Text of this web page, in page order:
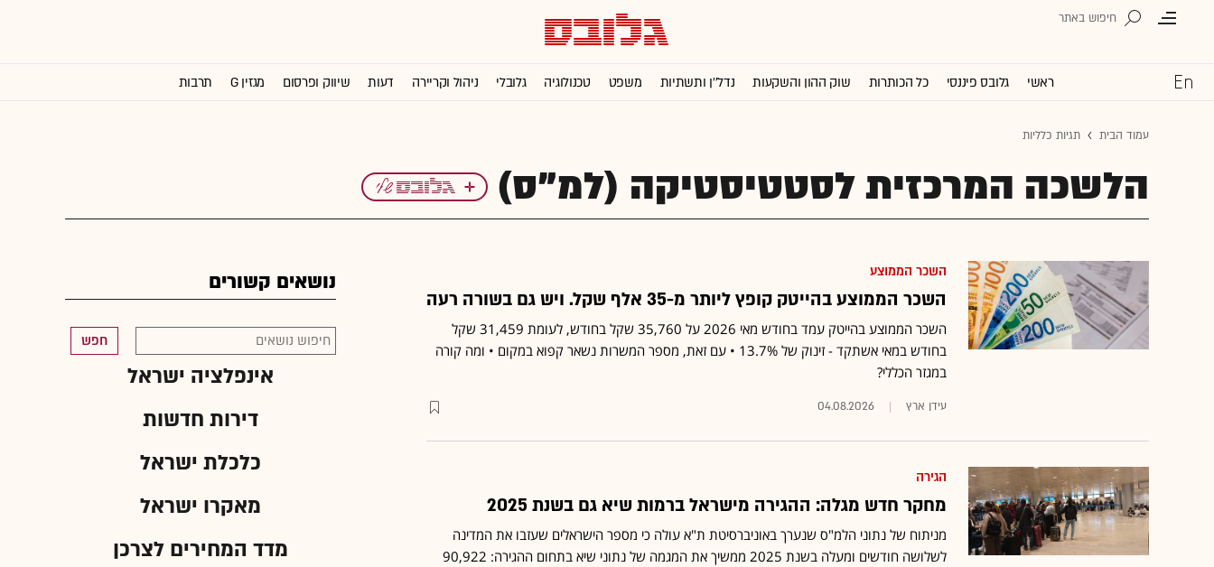
ראשי גלובס פיננסי כל הכותרות שוק ההון והשקעות נדל''ן ותשתיות משפט טכנולוגיה גלובלי ניהול וקריירה דעות שיווק ופרסום מגזין G תרבות
עמוד הבית תגיות כלליות
הלשכה המרכזית לסטטיסטיקה (למ"ס)
השכר הממוצע
השכר הממוצע בהייטק קופץ ליותר מ-35 אלף שקל. ויש גם בשורה רעה
השכר הממוצע בהייטק עמד בחודש מאי 2026 על 35,760 שקל בחודש, לעומת 31,459 שקל
בחודש במאי אשתקד - זינוק של 13.7% • עם זאת, מספר המשרות נשאר קפוא במקום • ומה קורה
במגזר הכללי?
עידן ארץ 04.08.2026
הגירה
מחקר חדש מגלה: ההגירה מישראל ברמות שיא גם בשנת 2025
מניתוח של נתוני הלמ"ס שנערך באוניברסיטת ת"א עולה כי מספר הישראלים שעזבו את המדינה
לשלושה חודשים ומעלה בשנת 2025 ממשיך את המגמה של נתוני שיא בתחום ההגירה: 90,922
נושאים קשורים
חפש
אינפלציה ישראל
דירות חדשות
כלכלת ישראל
מאקרו ישראל
מדד המחירים לצרכן